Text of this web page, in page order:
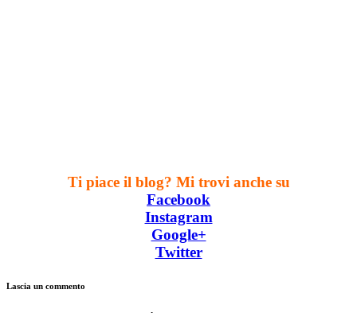
Ti piace il blog? Mi trovi anche su
Facebook
Instagram
Google+
Twitter
Lascia un commento